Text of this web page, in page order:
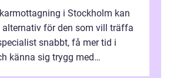
i Stockholm kan
alternativ för den som vill träffa
snabbt, få mer tid i
känna sig trygg med